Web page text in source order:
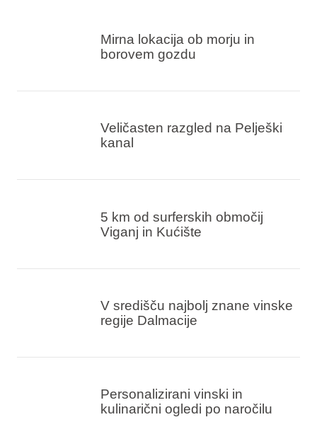
Mirna lokacija ob morju in
borovem gozdu
Veličasten razgled na Pelješki
kanal
5 km od surferskih območij
Viganj in Kućište
V središču najbolj znane vinske
regije Dalmacije
Personalizirani vinski in
kulinarični ogledi po naročilu